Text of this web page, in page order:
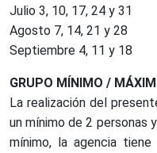
Julio 3, 10, 17, 24 y 31
Agosto 7, 14, 21 y 28
Septiembre 4, 11 y 18
GRUPO MÍNIMO /
La realización del
un mínimo de 2 personas
mínimo, la agencia